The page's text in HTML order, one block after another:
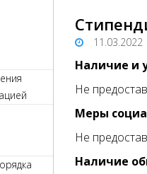
11.03.2022
Наличие и
Не
Меры
Не
Наличие